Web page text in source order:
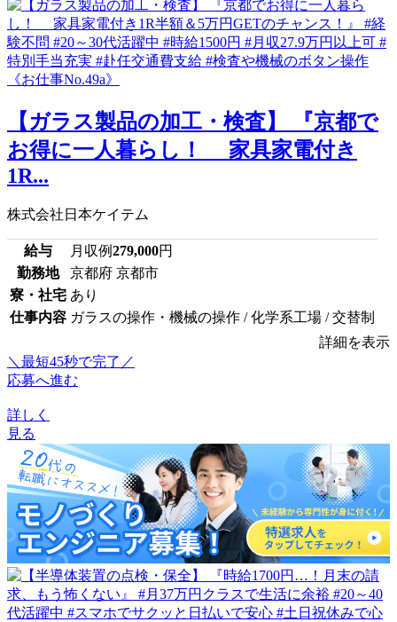
【ガラス製品の加工・検査】 『京都で
お得に一人暮らし！ 家具家電付き
1R...
株式会社日本ケイテム
給与 月収例279,000円
勤務地
京都府 京都市
寮・社宅 あり
仕事内容 ガラスの操作・機械の操作 / 化学系工場 / 交替制
詳細を表示
＼最短45秒で完了／
応募へ進む
詳しく
見る